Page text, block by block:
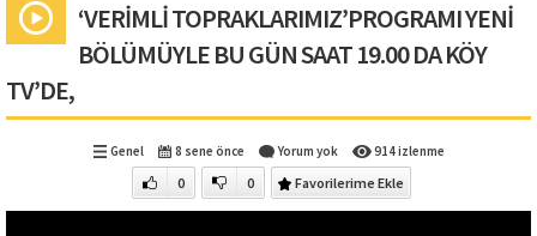
‘VERİMLİ TOPRAKLARIMIZ’PROGRAMI YENİ
BÖLÜMÜYLE BU GÜN SAAT 19.00 DA KÖY
TV’DE,
Genel 8 sene önce Yorum yok 914 izlenme
0 0 Favorilerime Ekle